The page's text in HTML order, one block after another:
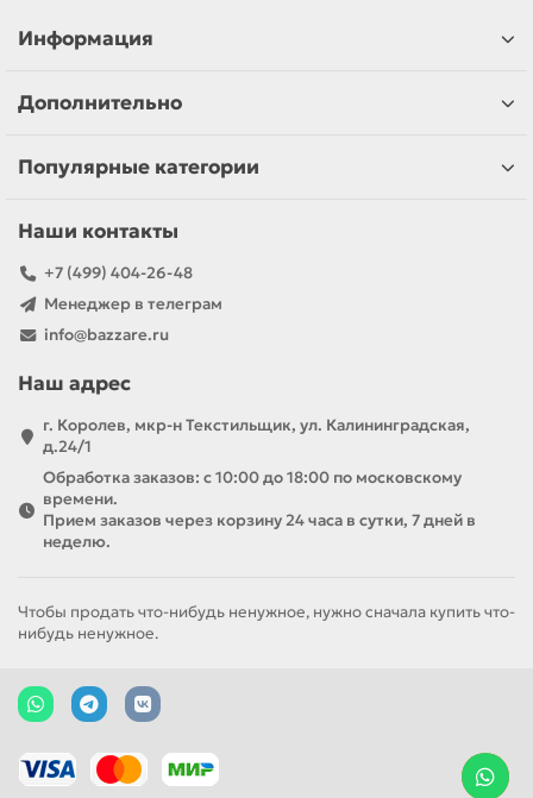
Информация
Дополнительно
Популярные категории
Наши контакты
+7 (499) 404-26-48
Менеджер в телеграм
info@bazzare.ru
Наш адрес
г. Королев, мкр-н Текстильщик, ул. Калининградская,
д.24/1
Обработка заказов: с 10:00 до 18:00 по московскому
времени.
Прием заказов через корзину 24 часа в сутки, 7 дней в
неделю.
Чтобы продать что-нибудь ненужное, нужно сначала купить что-
нибудь ненужное.